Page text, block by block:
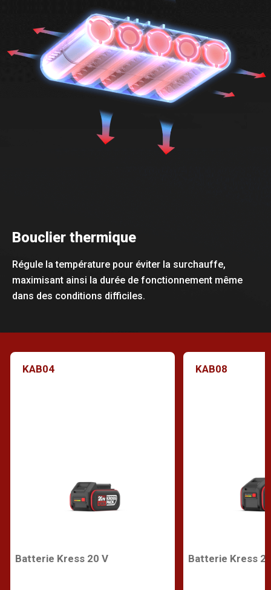
Bouclier thermique
Régule la température pour éviter la surchauffe,
maximisant ainsi la durée de fonctionnement même
dans des conditions difficiles.
KAB04
Batterie Kress 20 V
KAB08
Batterie Kress